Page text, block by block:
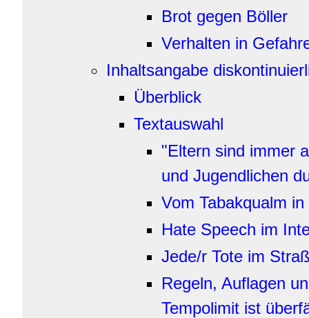
Brot gegen Böller
Verhalten in
Inhaltsangabe
Überblick
Textauswahl
"Eltern sind immer
und Jugendlichen
Vom Tabakqualm
Hate Speech im
Jede/r Tote im
Regeln, Auflagen
Tempolimit ist